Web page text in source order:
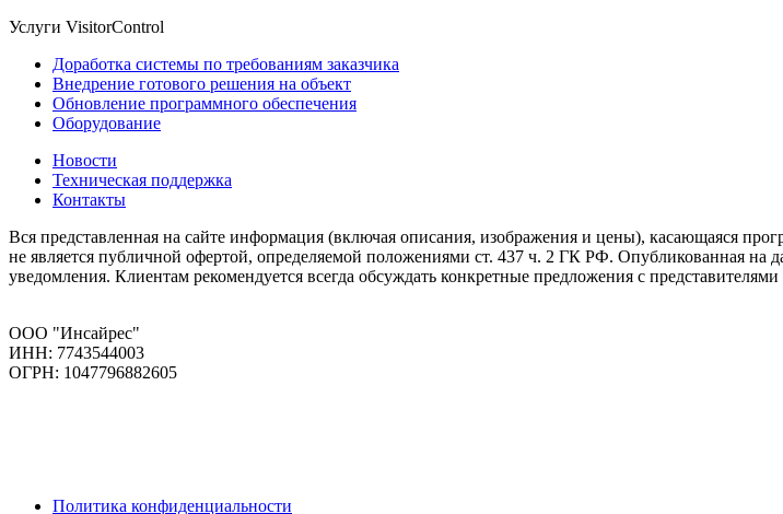
Услуги VisitorControl
Доработка системы по требованиям заказчика
Внедрение готового решения на объект
Обновление программного обеспечения
Оборудование
Новости
Техническая поддержка
Контакты
Вся представленная на сайте информация (включая описания, изображения и цены), касающаяся
не является публичной офертой, определяемой положениями ст. 437 ч. 2 ГК РФ. Опубликованная на
уведомления. Клиентам рекомендуется всегда обсуждать конкретные предложения с
ООО "Инсайрес"
ИНН: 7743544003
ОГРН: 1047796882605
Политика конфиденциальности